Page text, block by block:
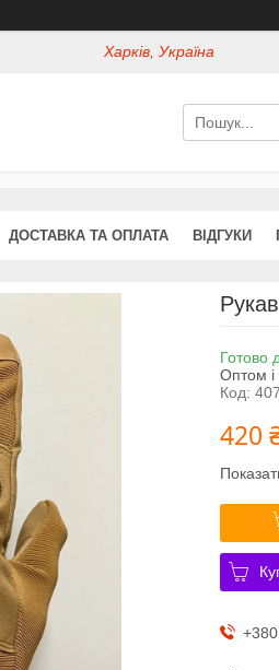
Харків, Україна
ДОСТАВКА ТА ОПЛАТА ВІДГУКИ
Готово
Оптом і
Код:
420